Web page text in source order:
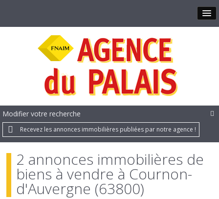
Modifier votre recherche
Recevez les annonces immobilières publiées par notre agence !
2 annonces immobilières de
biens à vendre à Cournon-
d'Auvergne (63800)